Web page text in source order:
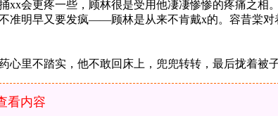
会更疼一些，顾林很是受用他凄凄惨惨的疼痛之相。
准明早又要发疯——顾林是从来不肯戴x的。容昔棠对
心里不踏实，他不敢回床上，兜兜转转，最后拢着被
看内容